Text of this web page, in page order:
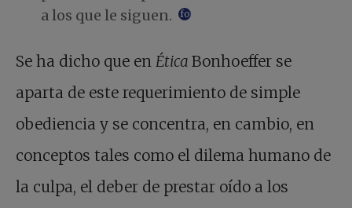
a los que le siguen.
footnote
Se ha dicho que en Ética Bonhoeffer se
aparta de este requerimiento de simple
obediencia y se concentra, en cambio, en
conceptos tales como el dilema humano de
la culpa, el deber de prestar oído a los